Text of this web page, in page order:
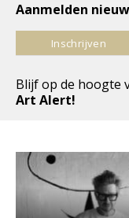
Aanmelden
Blijf op de hoogte
Art Alert!